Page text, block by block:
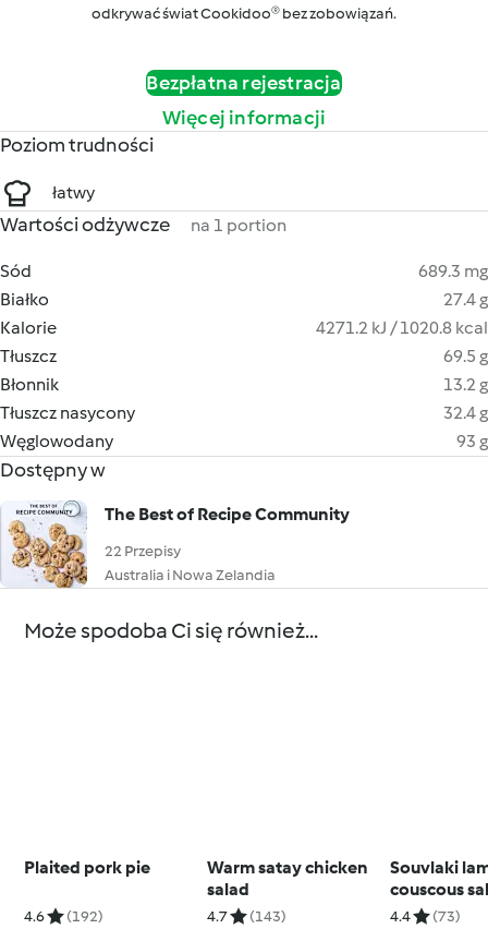
odkrywać świat Cookidoo® bez zobowiązań.
Bezpłatna rejestracja
Więcej informacji
Poziom trudności
łatwy
Wartości odżywcze na 1 portion
Sód
689.3 mg
Białko
27.4 g
Kalorie
4271.2 kJ / 1020.8 kcal
Tłuszcz
69.5 g
Błonnik
13.2 g
Tłuszcz nasycony
32.4 g
Węglowodany
93 g
Dostępny w
The Best of Recipe Community
22 Przepisy
Australia i Nowa Zelandia
Może spodoba Ci się również...
Plaited pork pie
4.6 (192)
Warm satay chicken
salad
4.7 (143)
Souvlaki
couscous
4.4 (73)